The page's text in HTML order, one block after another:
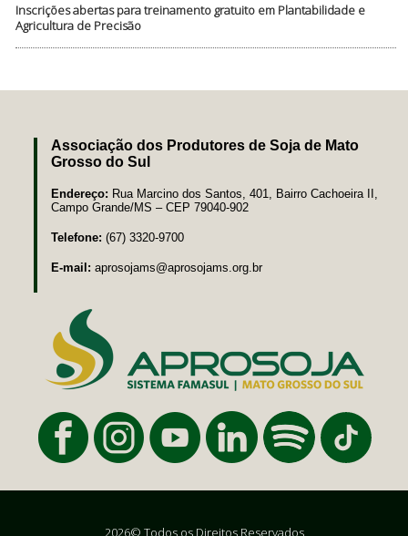
Inscrições abertas para treinamento gratuito em Plantabilidade e
Agricultura de Precisão
Associação dos Produtores de Soja de Mato
Grosso do Sul
Endereço: Rua Marcino dos Santos, 401, Bairro Cachoeira II,
Campo Grande/MS – CEP 79040-902
Telefone: (67) 3320-9700
E-mail: aprosojams@aprosojams.org.br
2026© Todos os Direitos Reservados